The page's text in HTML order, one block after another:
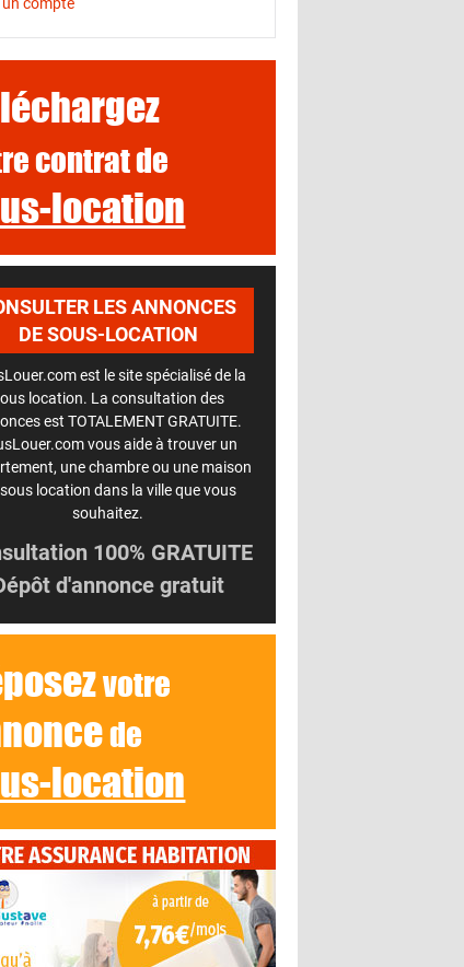
contrat de
location
LES ANNONCES
DE SOUS-LOCATION
est le site spécialisé de la
location. La consultation des
est TOTALEMENT GRATUITE.
vous aide à trouver un
une chambre ou une maison
location dans la ville que vous
souhaitez.
100% GRATUITE
d'annonce gratuit
votre
de
location